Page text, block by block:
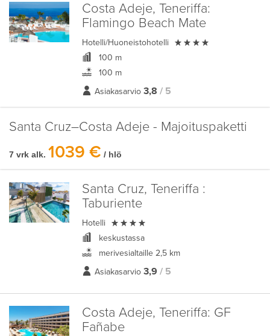
Costa Adeje, Teneriffa:
Flamingo Beach Mate
Hotelli/Huoneistohotelli 
100 m
100 m
Asiakasarvio 3,8 / 5
Santa Cruz–Costa Adeje - Majoituspaketti
7 vrk alk. 1039 € / hlö
Santa Cruz, Teneriffa :
Taburiente
Hotelli 
keskustassa
merivesialtaille 2,5 km
Asiakasarvio 3,9 / 5
Costa Adeje, Teneriffa: GF
Fañabe